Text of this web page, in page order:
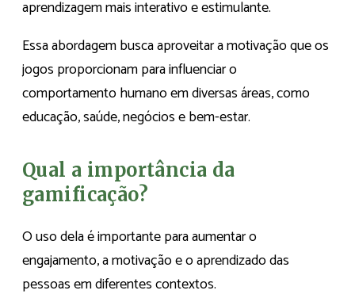
aprendizagem mais interativo e estimulante.
Essa abordagem busca aproveitar a motivação que os
jogos proporcionam para influenciar o
comportamento humano em diversas áreas, como
educação, saúde, negócios e bem-estar.
Qual a importância da
gamificação?
O uso dela é importante para aumentar o
engajamento, a motivação e o aprendizado das
pessoas em diferentes contextos.